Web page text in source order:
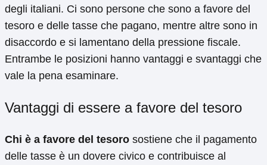
degli italiani. Ci sono persone che sono a favore del
tesoro e delle tasse che pagano, mentre altre sono in
disaccordo e si lamentano della pressione fiscale.
Entrambe le posizioni hanno vantaggi e svantaggi che
vale la pena esaminare.
Vantaggi di essere a favore del tesoro
Chi è a favore del tesoro sostiene che il pagamento
delle tasse è un dovere civico e contribuisce al